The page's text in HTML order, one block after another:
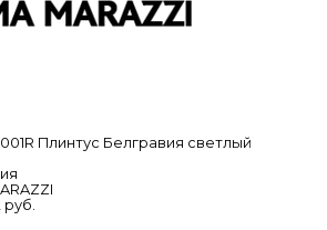
Плинтус Белгравия светлый
руб.